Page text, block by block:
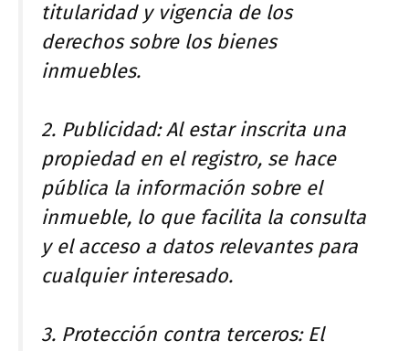
titularidad y vigencia de los
derechos sobre los bienes
inmuebles.
2. Publicidad: Al estar inscrita una
propiedad en el registro, se hace
pública la información sobre el
inmueble, lo que facilita la consulta
y el acceso a datos relevantes para
cualquier interesado.
3. Protección contra terceros: El